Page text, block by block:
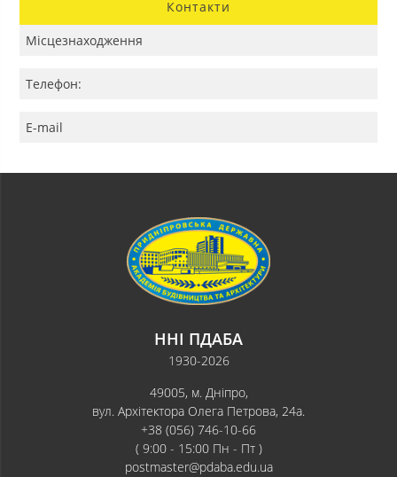
Контакти
Місцезнаходження
Телефон:
E-mail
ННІ ПДАБА
1930-2026
49005, м. Дніпро,
вул. Архітектора Олега Петрова, 24а.
+38 (056) 746-10-66
( 9:00 - 15:00 Пн - Пт )
postmaster@pdaba.edu.ua